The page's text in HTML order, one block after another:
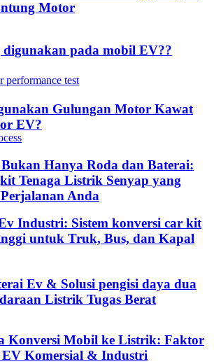
Motor
pada mobil EV??​​
Gulungan Motor Kawat
EV?
Hanya Roda dan Baterai:
Tenaga Listrik Senyap yang
Anda
Industri: Sistem konversi car kit
untuk Truk, Bus, dan Kapal
Ev & Solusi pengisi daya dua
Listrik Tugas Berat
Konversi Mobil ke Listrik: Faktor
Komersial & Industri